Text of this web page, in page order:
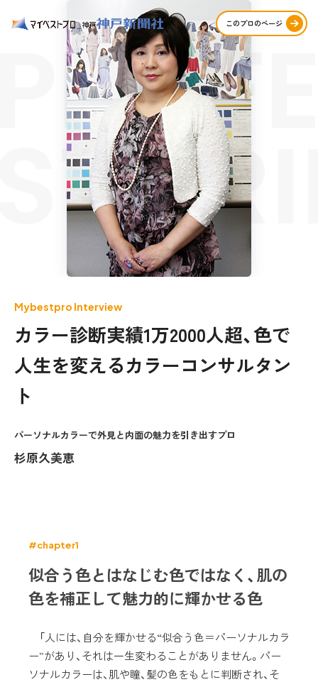
このプロのページ
Mybestpro Interview
カラー診断実績1万2000人超、色で
人生を変えるカラーコンサルタン
ト
パーソナルカラーで外見と内面の魅力を引き出すプロ
杉原久美恵
#chapter1
似合う色とはなじむ色ではなく、肌の
色を補正して魅力的に輝かせる色
「人には、自分を輝かせる“似合う色＝パーソナルカラ
ー”があり、それは一生変わることがありません。パー
ソナルカラーは、肌や瞳、髪の色をもとに判断され、そ